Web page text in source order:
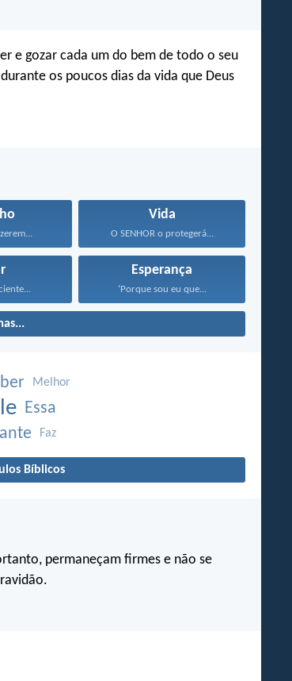
e gozar cada um do bem de todo o seu
os poucos dias da vida que Deus
Vida
O SENHOR o protegerá...
Esperança
‘Porque sou eu que...
Melhor
Essa
Faz
Bíblicos
permaneçam firmes e não se